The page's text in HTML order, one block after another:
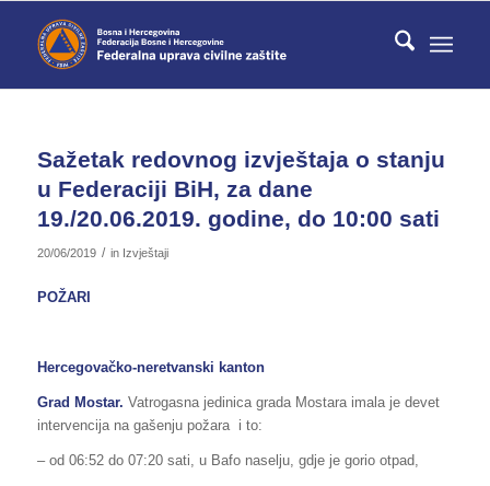
Sažetak redovnog izvještaja o stanju
u Federaciji BiH, za dane
19./20.06.2019. godine, do 10:00 sati
20/06/2019 / in Izvještaji
POŽARI
Hercegovačko-neretvanski kanton
Grad Mostar. Vatrogasna jedinica grada Mostara imala je devet
intervencija na gašenju požara i to:
– od 06:52 do 07:20 sati, u Bafo naselju, gdje je gorio otpad,